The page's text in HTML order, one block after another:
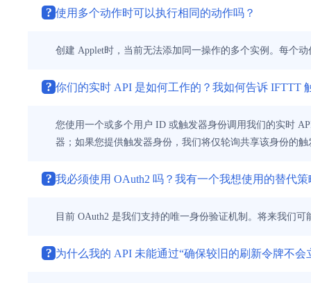
? 使用多个动作时可以执行相同的动作吗？
创建 Applet时，当前无法添加同一操作的多个实例。每个
? 你们的实时 API 是如何工作的？我如何告诉 IFTTT
您使用一个或多个用户 ID 或触发器身份调用我们的实时
器；如果您提供触发器身份，我们将仅轮询共享该身份的触
? 我必须使用 OAuth2 吗？我有一个我想使用的替代策
目前 OAuth2 是我们支持的唯一身份验证机制。将来我们
? 为什么我的 API 未能通过“确保较旧的刷新令牌不会